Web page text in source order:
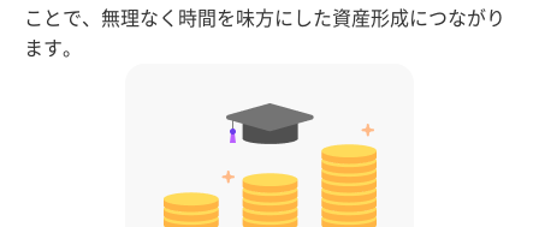
ことで、無理なく時間を味方にした資産形成につながり
ます。